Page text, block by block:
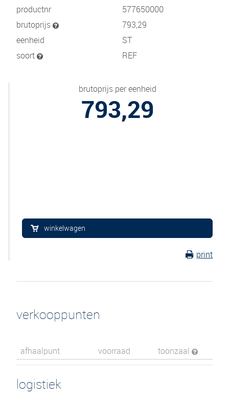
productnr
577650000
brutoprijs
793,29
eenheid
ST
soort
REF
brutoprijs per eenheid
793,29
winkelwagen
print
verkooppunten
afhaalpunt voorraad toonzaal
logistiek